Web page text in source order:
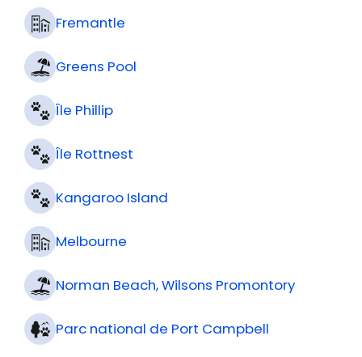
Fremantle
Greens Pool
Île Phillip
Île Rottnest
Kangaroo Island
Melbourne
Norman Beach, Wilsons Promontory
Parc national de Port Campbell